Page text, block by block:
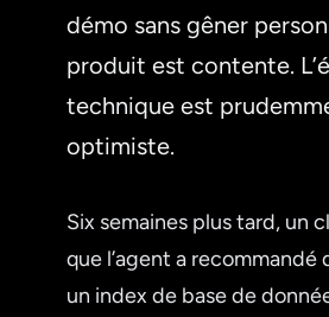
démo sans gêner
produit est contente.
technique est
optimiste.
Six semaines plus tard, un
que l’agent a recommandé
un index de base de